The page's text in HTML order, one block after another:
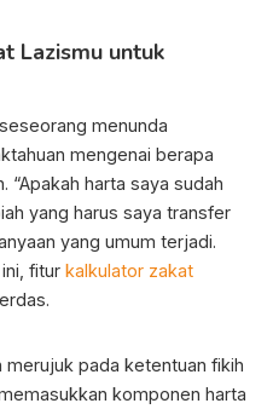
Lazismu untuk
menunda
mengenai berapa
“Apakah harta saya sudah
yang harus saya transfer
yang umum terjadi.
fitur kalkulator zakat
merujuk pada ketentuan fikih
komponen harta